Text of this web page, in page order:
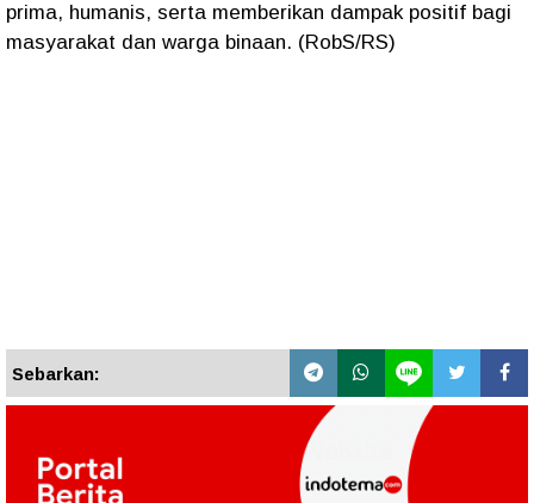
prima, humanis, serta memberikan dampak positif bagi
masyarakat dan warga binaan. (RobS/RS)
Sebarkan: